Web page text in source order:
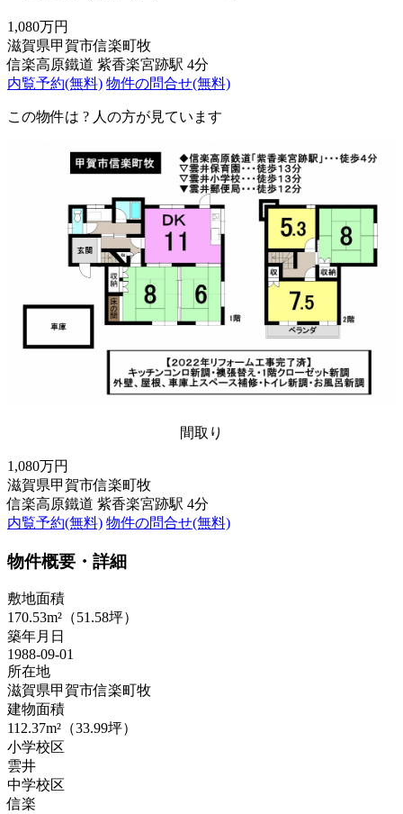
1,080万円
滋賀県甲賀市信楽町牧
信楽高原鐵道 紫香楽宮跡駅 4分
内覧予約(無料) 物件の問合せ(無料)
この物件は ? 人の方が見ています
間取り
1,080万円
滋賀県甲賀市信楽町牧
信楽高原鐵道 紫香楽宮跡駅 4分
内覧予約(無料) 物件の問合せ(無料)
物件概要・詳細
敷地面積
170.53m²（51.58坪）
築年月日
1988-09-01
所在地
滋賀県甲賀市信楽町牧
建物面積
112.37m²（33.99坪）
小学校区
雲井
中学校区
信楽